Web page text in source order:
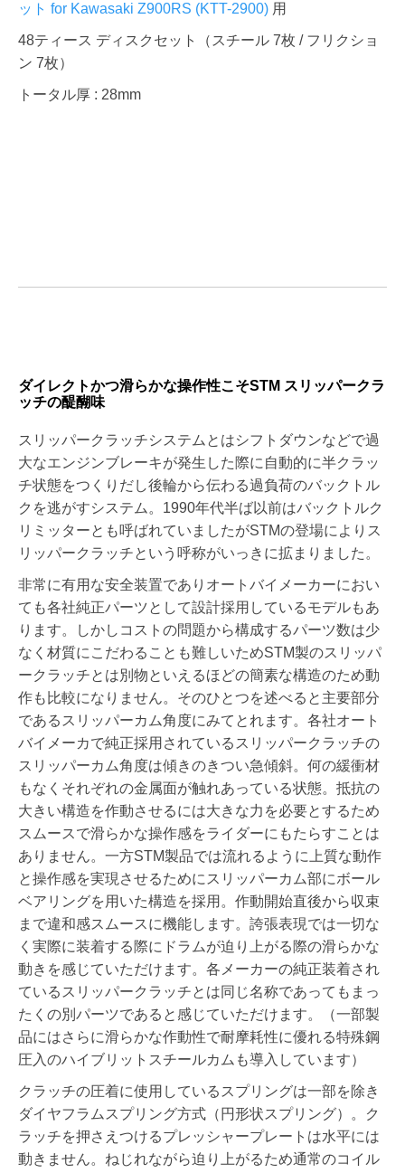
ット for Kawasaki Z900RS (KTT-2900) 用
48ティース ディスクセット（スチール 7枚 / フリクショ
ン 7枚）
トータル厚 : 28mm
ダイレクトかつ滑らかな操作性こそSTM スリッパークラ
ッチの醍醐味
スリッパークラッチシステムとはシフトダウンなどで過
大なエンジンブレーキが発生した際に自動的に半クラッ
チ状態をつくりだし後輪から伝わる過負荷のバックトル
クを逃がすシステム。1990年代半ば以前はバックトルク
リミッターとも呼ばれていましたがSTMの登場によりス
リッパークラッチという呼称がいっきに拡まりました。
非常に有用な安全装置でありオートバイメーカーにおい
ても各社純正パーツとして設計採用しているモデルもあ
ります。しかしコストの問題から構成するパーツ数は少
なく材質にこだわることも難しいためSTM製のスリッパ
ークラッチとは別物といえるほどの簡素な構造のため動
作も比較になりません。そのひとつを述べると主要部分
であるスリッパーカム角度にみてとれます。各社オート
バイメーカで純正採用されているスリッパークラッチの
スリッパーカム角度は傾きのきつい急傾斜。何の緩衝材
もなくそれぞれの金属面が触れあっている状態。抵抗の
大きい構造を作動させるには大きな力を必要とするため
スムースで滑らかな操作感をライダーにもたらすことは
ありません。一方STM製品では流れるように上質な動作
と操作感を実現させるためにスリッパーカム部にボール
ベアリングを用いた構造を採用。作動開始直後から収束
まで違和感スムースに機能します。誇張表現では一切な
く実際に装着する際にドラムが迫り上がる際の滑らかな
動きを感じていただけます。各メーカーの純正装着され
ているスリッパークラッチとは同じ名称であってもまっ
たくの別パーツであると感じていただけます。（一部製
品にはさらに滑らかな作動性で耐摩耗性に優れる特殊鋼
圧入のハイブリットスチールカムも導入しています）
クラッチの圧着に使用しているスプリングは一部を除き
ダイヤフラムスプリング方式（円形状スプリング）。ク
ラッチを押さえつけるプレッシャープレートは水平には
動きません。ねじれながら迫り上がるため通常のコイル